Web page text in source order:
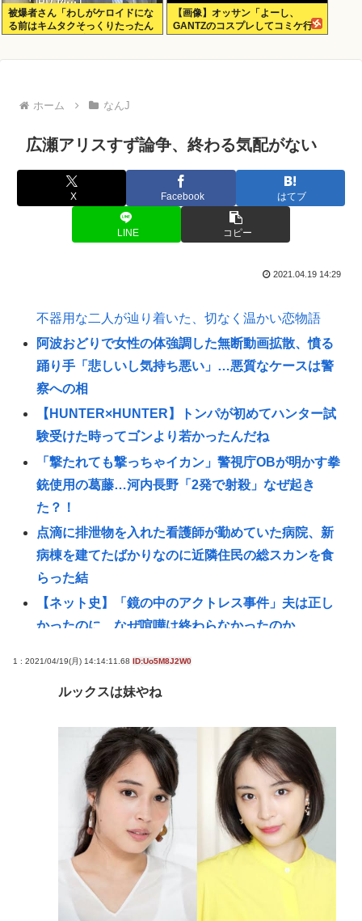
被爆者さん「わしがケロイドにな
る前はキムタクそっくりたったん
【画像】オッサン「よーし、
GANTZのコスプレしてコミケ行
ホーム なんJ
広瀬アリスすず論争、終わる気配がない
X Facebook はてブ
LINE コピー
2021.04.19 14:29
不器用な二人が辿り着いた、切なく温かい恋物語
阿波おどりで女性の体強調した無断動画拡散、憤る
踊り手「悲しいし気持ち悪い」…悪質なケースは警
察への相
【HUNTER×HUNTER】トンパが初めてハンター試
験受けた時ってゴンより若かったんだね
「撃たれても撃っちゃイカン」警視庁OBが明かす拳
銃使用の葛藤…河内長野「2発で射殺」なぜ起き
た？！
点滴に排泄物を入れた看護師が勤めていた病院、新
病棟を建てたばかりなのに近隣住民の総スカンを食
らった結
【ネット史】「鏡の中のアクトレス事件」夫は正し
かったのに、なぜ喧嘩は終わらなかったのか
【画像】最近の水着JK、レベルが高すぎるwww
ガチで死にたい時ってどうしたらいいの？
新しいキーボード買いたいんだけど、今のキーボー
ド壊れなくて買う理由が見つからない
長崎の語り部のお爺ちゃん(84)、学生に『日本も核武
装が必要』と言われびっくり
【ﾌｧﾝｻﾏﾘｨ】台湾、長崎式典の参加者格下げ 席が
「外交団エリア外」と抗議「中国に追従し、日本に
友好的な台湾をおとしめた」…日本と台湾にミサイ
ル向ける国家に配慮か
1 : 2021/04/19(月) 14:14:11.68 ID:Uo5M8J2W0
ルックスは妹やね